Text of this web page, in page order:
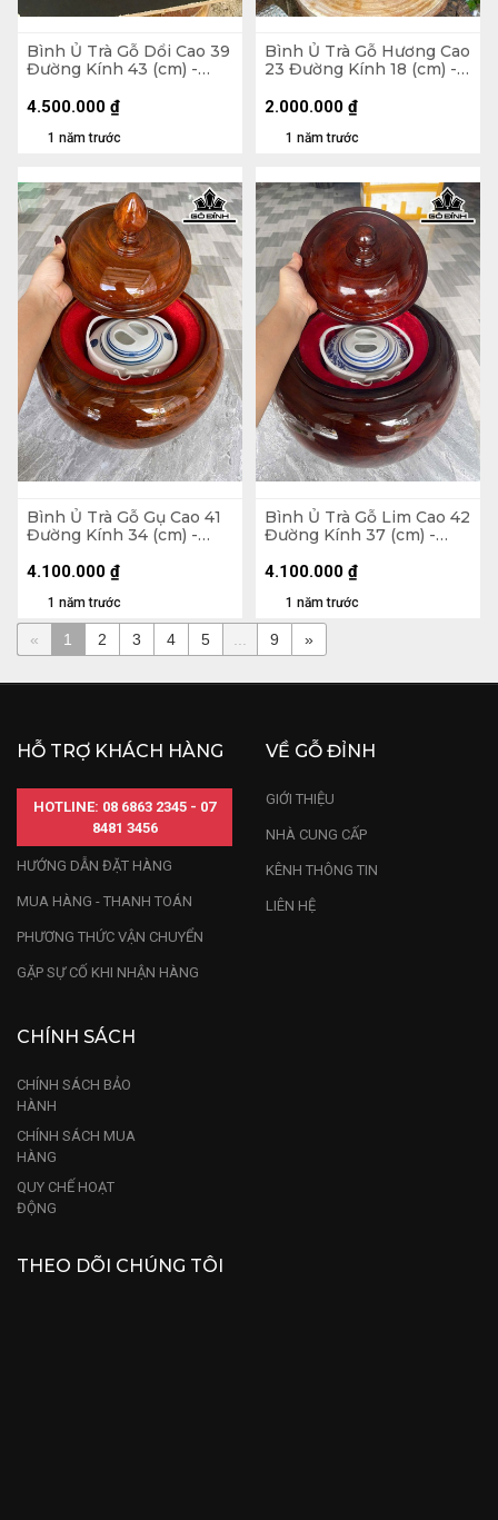
Bình Ủ Trà Gỗ Dổi Cao 39
Đường Kính 43 (cm) -
1 năm trước
4.500.000 ₫
Bình Ủ Trà Gỗ Hương Cao
23 Đường Kính 18 (cm) -
1 năm trước
2.000.000 ₫
Bình Ủ Trà Gỗ Gụ Cao 41
Đường Kính 34 (cm) -
1 năm trước
4.100.000 ₫
Bình Ủ Trà Gỗ Lim Cao 42
Đường Kính 37 (cm) -
1 năm trước
4.100.000 ₫
« 1 2 3 4 5 9 »
HỖ TRỢ KHÁCH HÀNG
HOTLINE: 08 6863 2345 - 07
8481 3456
HƯỚNG DẪN ĐẶT HÀNG
MUA HÀNG - THANH TOÁN
PHƯƠNG THỨC VẬN CHUYỂN
GẶP SỰ CỐ KHI NHẬN HÀNG
VỀ GỖ ĐỈNH
GIỚI THIỆU
NHÀ CUNG CẤP
KÊNH THÔNG TIN
LIÊN HỆ
CHÍNH SÁCH
CHÍNH SÁCH BẢO
HÀNH
CHÍNH SÁCH MUA
HÀNG
QUY CHẾ HOẠT
ĐỘNG
THEO DÕI CHÚNG TÔI